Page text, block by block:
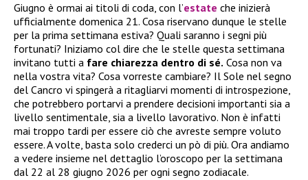
Giugno è ormai ai titoli di coda, con l’estate che inizierà
ufficialmente domenica 21. Cosa riservano dunque le stelle
per la prima settimana estiva? Quali saranno i segni più
fortunati? Iniziamo col dire che le stelle questa settimana
invitano tutti a fare chiarezza dentro di sé. Cosa non va
nella vostra vita? Cosa vorreste cambiare? Il Sole nel segno
del Cancro vi spingerà a ritagliarvi momenti di introspezione,
che potrebbero portarvi a prendere decisioni importanti sia a
livello sentimentale, sia a livello lavorativo. Non è infatti
mai troppo tardi per essere ciò che avreste sempre voluto
essere. A volte, basta solo crederci un pò di più. Ora andiamo
a vedere insieme nel dettaglio l’oroscopo per la settimana
dal 22 al 28 giugno 2026 per ogni segno zodiacale.